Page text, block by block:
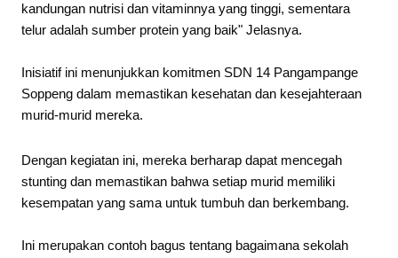
kandungan nutrisi dan vitaminnya yang tinggi, sementara
telur adalah sumber protein yang baik" Jelasnya.
Inisiatif ini menunjukkan komitmen SDN 14 Pangampange
Soppeng dalam memastikan kesehatan dan kesejahteraan
murid-murid mereka.
Dengan kegiatan ini, mereka berharap dapat mencegah
stunting dan memastikan bahwa setiap murid memiliki
kesempatan yang sama untuk tumbuh dan berkembang.
Ini merupakan contoh bagus tentang bagaimana sekolah